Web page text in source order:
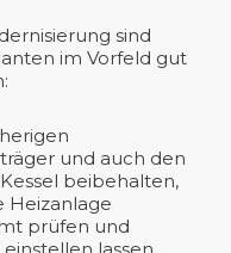
sind
im Vorfeld gut
und auch den
beibehalten,
Heizanlage
prüfen und